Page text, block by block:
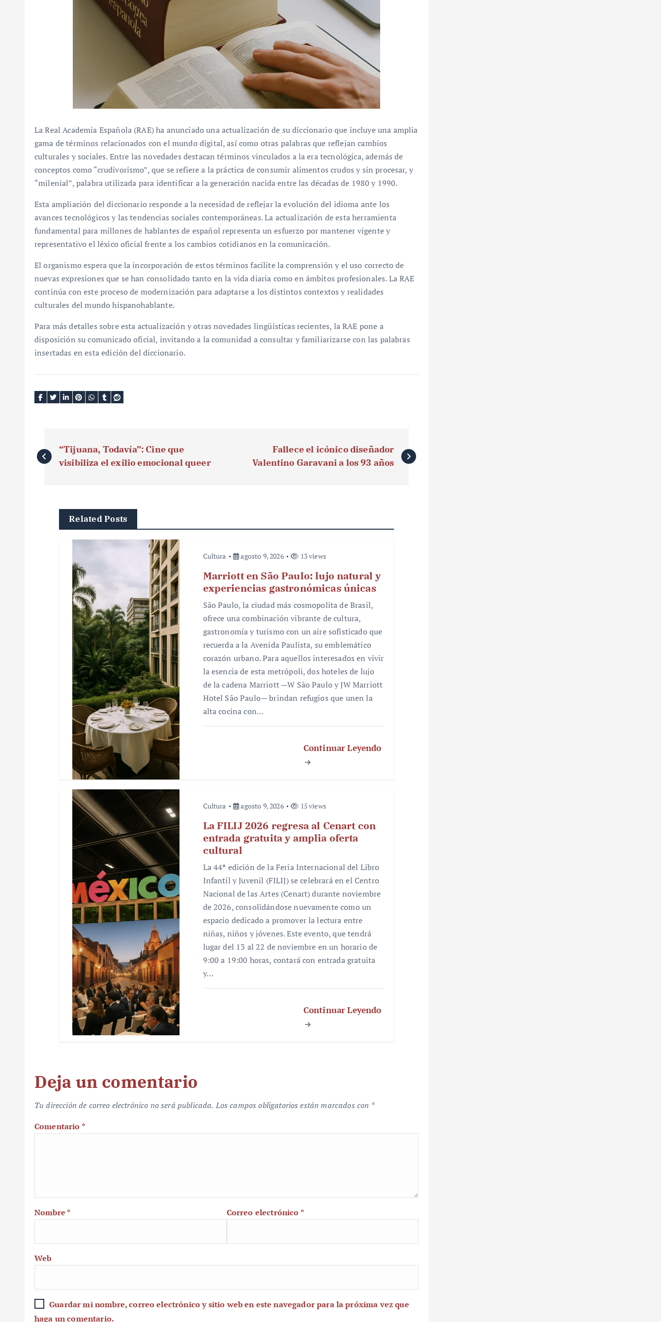
La Real Academia Española (RAE) ha anunciado una actualización de su diccionario que incluye una amplia
gama de términos relacionados con el mundo digital, así como otras palabras que reflejan cambios
culturales y sociales. Entre las novedades destacan términos vinculados a la era tecnológica, además de
conceptos como “crudivorismo”, que se refiere a la práctica de consumir alimentos crudos y sin procesar, y
“milenial”, palabra utilizada para identificar a la generación nacida entre las décadas de 1980 y 1990.
Esta ampliación del diccionario responde a la necesidad de reflejar la evolución del idioma ante los
avances tecnológicos y las tendencias sociales contemporáneas. La actualización de esta herramienta
fundamental para millones de hablantes de español representa un esfuerzo por mantener vigente y
representativo el léxico oficial frente a los cambios cotidianos en la comunicación.
El organismo espera que la incorporación de estos términos facilite la comprensión y el uso correcto de
nuevas expresiones que se han consolidado tanto en la vida diaria como en ámbitos profesionales. La RAE
continúa con este proceso de modernización para adaptarse a los distintos contextos y realidades
culturales del mundo hispanohablante.
Para más detalles sobre esta actualización y otras novedades lingüísticas recientes, la RAE pone a
disposición su comunicado oficial, invitando a la comunidad a consultar y familiarizarse con las palabras
insertadas en esta edición del diccionario.
a
“Tijuana, Todavía”: Cine que
visibiliza el exilio emocional queer
Fallece el icónico diseñador
Valentino Garavani a los 93 años
Related Posts
Cultura agosto 9, 2026 13 views
Marriott en São Paulo: lujo natural y
experiencias gastronómicas únicas
São Paulo, la ciudad más cosmopolita de Brasil,
ofrece una combinación vibrante de cultura,
gastronomía y turismo con un aire sofisticado que
recuerda a la Avenida Paulista, su emblemático
corazón urbano. Para aquellos interesados en vivir
la esencia de esta metrópoli, dos hoteles de lujo
de la cadena Marriott —W São Paulo y JW Marriott
Hotel São Paulo— brindan refugios que unen la
alta cocina con…
Continuar Leyendo
Cultura agosto 9, 2026 15 views
La FILIJ 2026 regresa al Cenart con
entrada gratuita y amplia oferta
cultural
La 44ª edición de la Feria Internacional del Libro
Infantil y Juvenil (FILIJ) se celebrará en el Centro
Nacional de las Artes (Cenart) durante noviembre
de 2026, consolidándose nuevamente como un
espacio dedicado a promover la lectura entre
niñas, niños y jóvenes. Este evento, que tendrá
lugar del 13 al 22 de noviembre en un horario de
9:00 a 19:00 horas, contará con entrada gratuita
y…
Continuar Leyendo
Deja un comentario
Tu dirección de correo electrónico no será publicada. Los campos obligatorios están marcados con *
Comentario *
Nombre * Correo electrónico *
Web
Guardar mi nombre, correo electrónico y sitio web en este navegador para la próxima vez que
haga un comentario.